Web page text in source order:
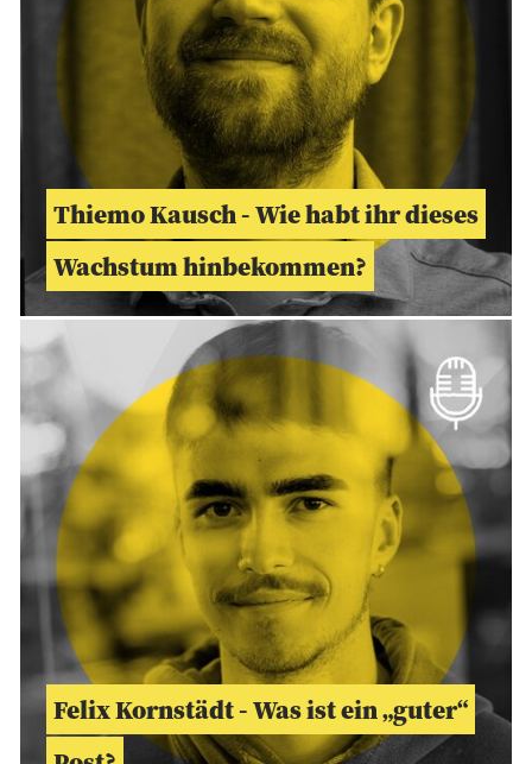
Thiemo Kausch - Wie habt ihr dieses
Wachstum hinbekommen?
Felix Kornstädt - Was ist ein „guter“